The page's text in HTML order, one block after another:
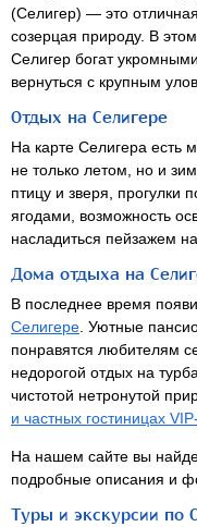
(Селигер) — это
созерцая природу. В
Селигер богат
вернуться с крупным
Отдых на Селигере
На карте Селигера есть
не только летом, но и
птицу и зверя, прогулки
ягодами, возможность
насладиться пейзажем
Дома отдыха на
В последнее время
Селигере . Уютные
понравятся любителям
недорогой отдых на
чистотой нетронутой
и частных гостиницах
На нашем сайте вы
подробные описания и
Туры и экскурсии по